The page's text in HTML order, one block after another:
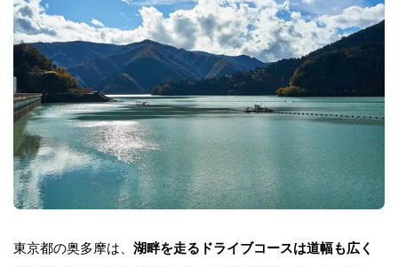
東京都の奥多摩は、 湖畔を走るドライブコースは道幅も広く